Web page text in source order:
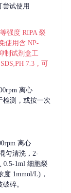
试使用
强度 RIPA 裂
使用含 NP-
制试剂盒工
7.3，可
离心
检测，或按一次
离心
匀清洗，2-
0.5-1ml 细胞裂
1mmol/L)，
碎。